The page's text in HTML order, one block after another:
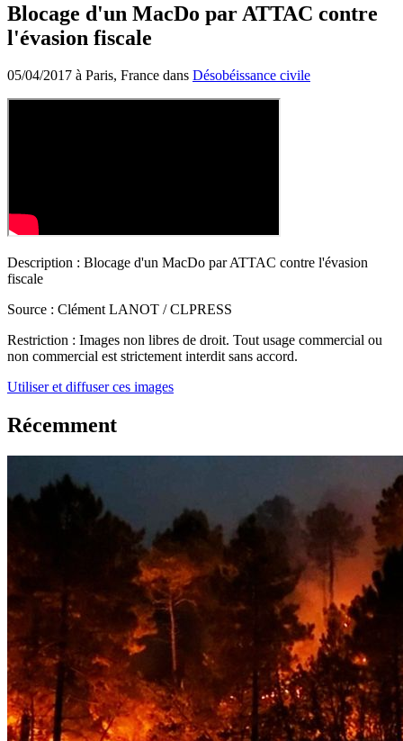
Blocage d'un MacDo par ATTAC contre
l'évasion fiscale
05/04/2017 à Paris, France dans Désobéissance civile
Description : Blocage d'un MacDo par ATTAC contre l'évasion
fiscale
Source : Clément LANOT / CLPRESS
Restriction : Images non libres de droit. Tout usage commercial ou
non commercial est strictement interdit sans accord.
Utiliser et diffuser ces images
Récemment